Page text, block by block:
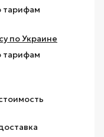
тарифам
по Украине
тарифам